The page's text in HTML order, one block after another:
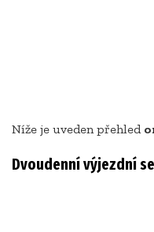
Níže je uveden přehled
Dvoudenní výjezdní